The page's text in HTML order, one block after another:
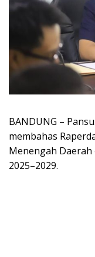
BANDUNG –
membahas
Menengah Daerah
2025–2029.